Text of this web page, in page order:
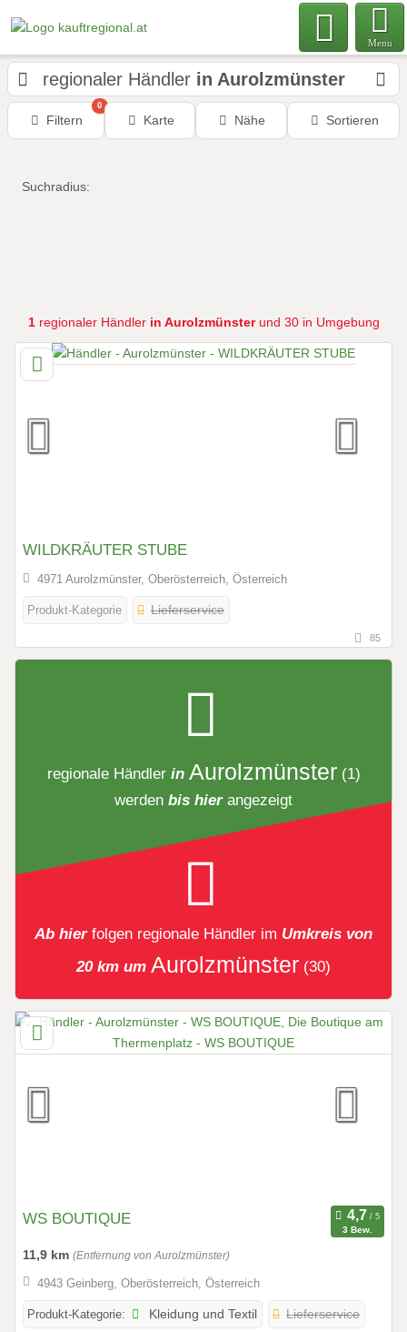
Menu
regionaler Händler in Aurolzmünster
Filtern
0
Karte Nähe Sortieren
Suchradius:
1regionaler Händler in Aurolzmünsterund 30 in Umgebung
WILDKRÄUTER STUBE
4971 Aurolzmünster, Oberösterreich, Österreich
Produkt-Kategorie Lieferservice
85
regionale Händler in Aurolzmünster (1)
werden bis hierangezeigt
Ab hier folgen regionale Händler im Umkreis von
20 km um Aurolzmünster (30)
WS BOUTIQUE
3 Bew.
11,9 km (Entfernung von Aurolzmünster)
4943 Geinberg, Oberösterreich, Österreich
Produkt-Kategorie: Kleidung und Textil Lieferservice